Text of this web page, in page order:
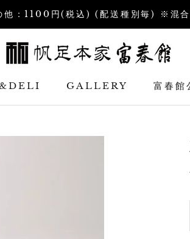
：1100円(税込) (配送種別毎) ※混合
GALLERY
富春館